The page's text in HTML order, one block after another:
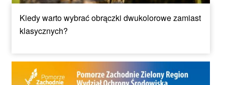
Kiedy warto wybrać obrączki dwukolorowe zamiast
klasycznych?